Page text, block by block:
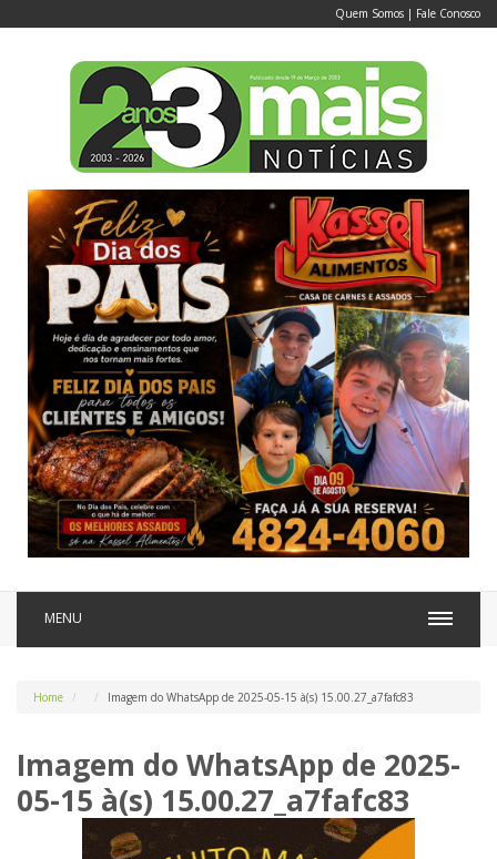
Quem Somos | Fale Conosco
MENU
Home Imagem do WhatsApp de 2025-05-15 à(s) 15.00.27_a7fafc83
Imagem do WhatsApp de 2025-
05-15 à(s) 15.00.27_a7fafc83